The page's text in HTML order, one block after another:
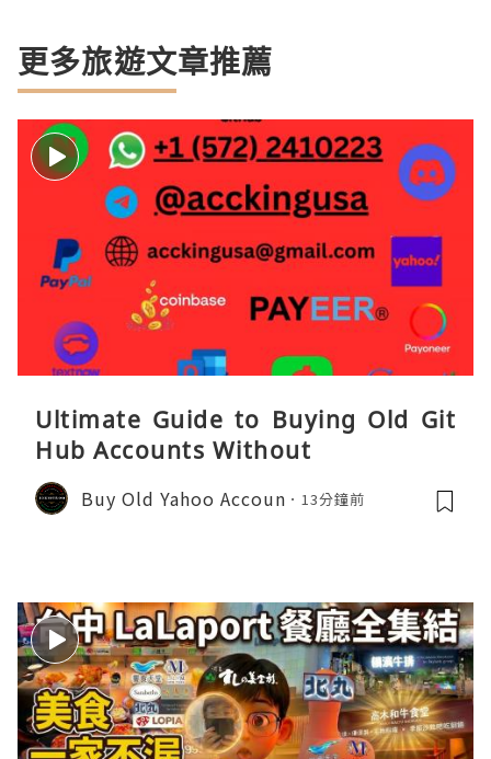
更多旅遊文章推薦
Ultimate Guide to Buying Old Git
Hub Accounts Without
Buy Old Yahoo Accoun 13分鐘前